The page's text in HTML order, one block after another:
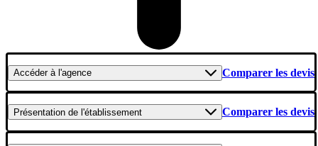
Accéderà l'agence Comparer les devis
Présentation de l'établissement Comparer les devis